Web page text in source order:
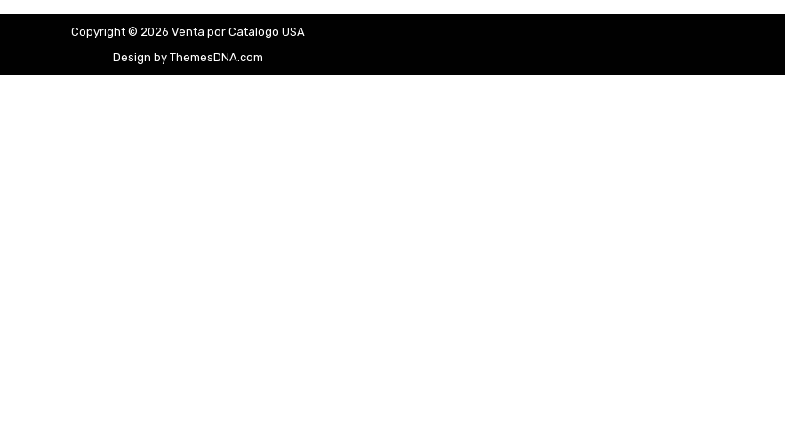
Copyright © 2026 Venta por Catalogo USA
Design by ThemesDNA.com